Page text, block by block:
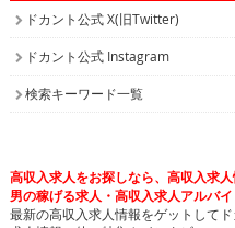
高収入求人をお探しなら、高収入求人
男の稼げる求人・高収入求人アルバイ
最新の高収入求人情報をゲットしてド
高収入バイトの求人情報ならお任せ
ドカントでは、エリア別・業種別に高収入バ
注目のピックアップ求人も定期的に更新して